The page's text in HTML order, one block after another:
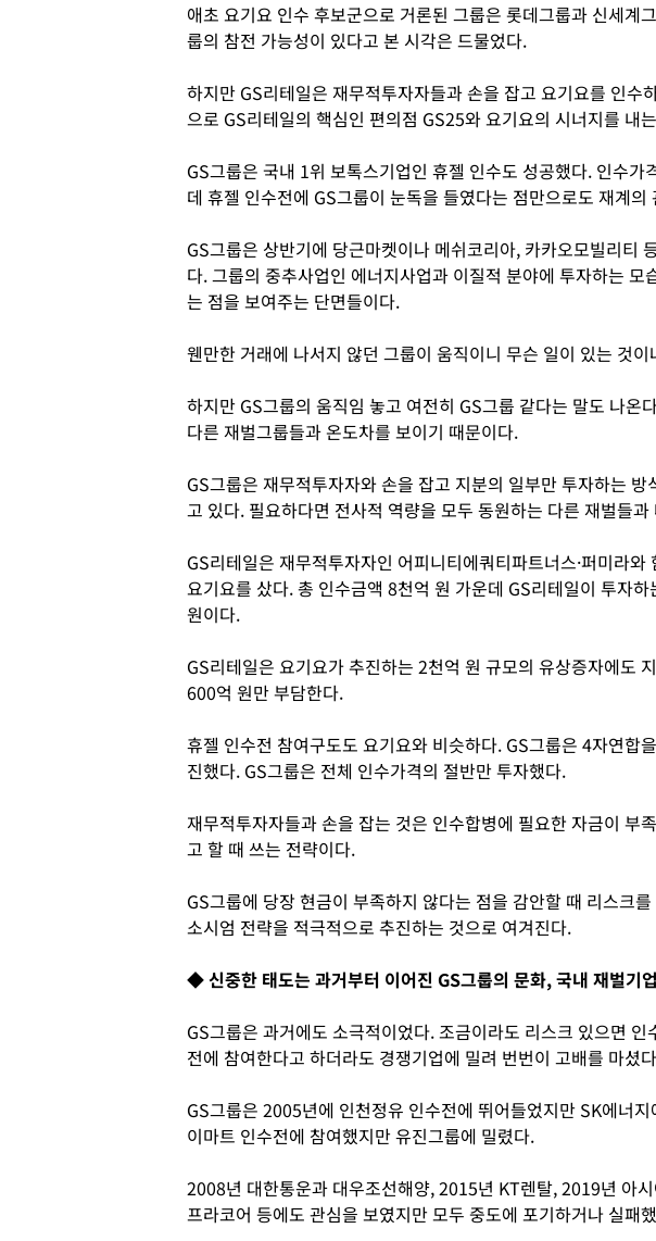
애초 요기요 인수 후보군으로 거론된 그룹은 롯데그룹과 신세계
룹의 참전 가능성이 있다고 본 시각은 드물었다.
하지만 GS리테일은 재무적투자자들과 손을 잡고 요기요를 인수
으로 GS리테일의 핵심인 편의점 GS25와 요기요의 시너지를 내
GS그룹은 국내 1위 보톡스기업인 휴젤 인수도 성공했다. 인수가
데 휴젤 인수전에 GS그룹이 눈독을 들였다는 점만으로도 재계의
GS그룹은 상반기에 당근마켓이나 메쉬코리아, 카카오모빌리티
다. 그룹의 중추사업인 에너지사업과 이질적 분야에 투자하는 모
는 점을 보여주는 단면들이다.
웬만한 거래에 나서지 않던 그룹이 움직이니 무슨 일이 있는 것이
하지만 GS그룹의 움직임 놓고 여전히 GS그룹 같다는 말도 나온
다른 재벌그룹들과 온도차를 보이기 때문이다.
GS그룹은 재무적투자자와 손을 잡고 지분의 일부만 투자하는
고 있다. 필요하다면 전사적 역량을 모두 동원하는 다른 재벌들과
GS리테일은 재무적투자자인 어피니티에쿼티파트너스·퍼미라와
요기요를 샀다. 총 인수금액 8천억 원 가운데 GS리테일이 투자
원이다.
GS리테일은 요기요가 추진하는 2천억 원 규모의 유상증자에도
600억 원만 부담한다.
휴젤 인수전 참여구도도 요기요와 비슷하다. GS그룹은 4자연합
진했다. GS그룹은 전체 인수가격의 절반만 투자했다.
재무적투자자들과 손을 잡는 것은 인수합병에 필요한 자금이 부
고 할 때 쓰는 전략이다.
GS그룹에 당장 현금이 부족하지 않다는 점을 감안할 때 리스크
소시엄 전략을 적극적으로 추진하는 것으로 여겨진다.
◆ 신중한 태도는 과거부터 이어진 GS그룹의 문화, 국내 재벌기
GS그룹은 과거에도 소극적이었다. 조금이라도 리스크 있으면 인
전에 참여한다고 하더라도 경쟁기업에 밀려 번번이 고배를 마셨
GS그룹은 2005년에 인천정유 인수전에 뛰어들었지만 SK에너
이마트 인수전에 참여했지만 유진그룹에 밀렸다.
2008년 대한통운과 대우조선해양, 2015년 KT렌탈, 2019년 아
프라코어 등에도 관심을 보였지만 모두 중도에 포기하거나 실패